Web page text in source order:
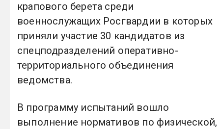
крапового берета среди
военнослужащих Росгвардии в которых
приняли участие 30 кандидатов из
спецподразделений оперативно-
территориального объединения
ведомства.
В программу испытаний вошло
выполнение нормативов по физической,